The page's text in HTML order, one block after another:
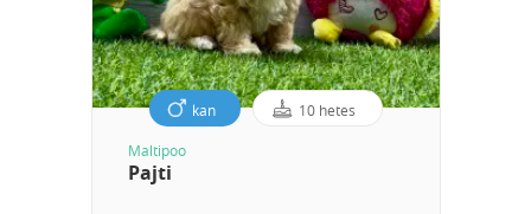
kan 10 hetes
Maltipoo
Pajti